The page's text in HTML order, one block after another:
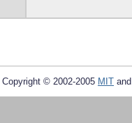
Copyright © 2002-2005 MIT